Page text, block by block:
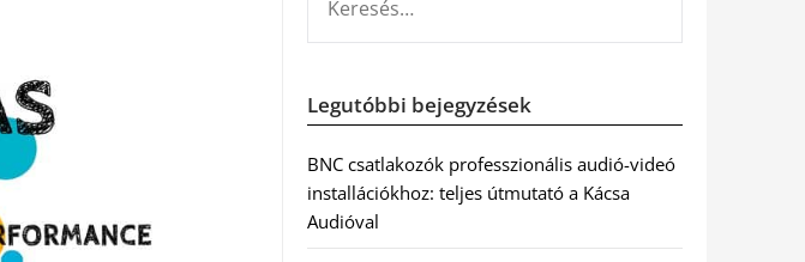
Legutóbbi bejegyzések
BNC csatlakozók professzionális audió-videó
installációkhoz: teljes útmutató a Kácsa
Audióval